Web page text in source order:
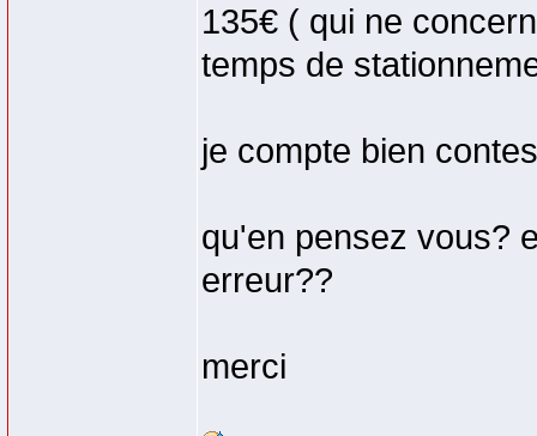
135€ ( qui ne
temps de
je compte bien
qu'en pensez vous?
erreur??
merci